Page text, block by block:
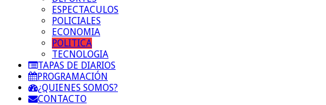
ESPECTACULOS
POLICIALES
ECONOMIA
POLITICA
TECNOLOGIA
TAPAS DE DIARIOS
PROGRAMACIÓN
¿QUIENES SOMOS?
CONTACTO